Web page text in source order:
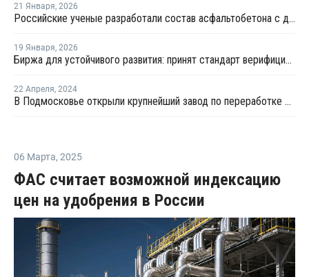
21 Января, 2026
Российские ученые разработали состав асфальтобетона с добавлением бутылочного пластика
19 Января, 2026
Биржа для устойчивого развития: принят стандарт верифицированного ПЭТ
22 Апреля, 2024
В Подмосковье открыли крупнейший завод по переработке пластика
06 Марта, 2025
ФАС считает возможной индексацию
цен на удобрения в России